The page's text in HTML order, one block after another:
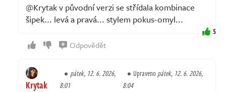
@Krytak v původní verzi se střídala kombinace
šipek... levá a pravá... stylem pokus-omyl...
5
Odpovědět
Krytak
pátek, 12. 6. 2026,
8:01
Upravenopátek, 12. 6. 2026,
8:04